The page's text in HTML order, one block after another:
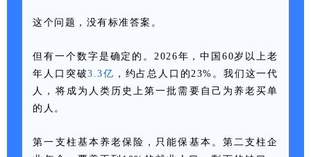
这个问题，没有标准答案。
但有一个数字是确定的。2026年，中国60岁以上老
年人口突破3.3亿 ，约占总人口的23%。我们这一代
人，将成为人类历史上第一批需要自己为养老买单
的人。
第一支柱基本养老保险，只能保基本。第二支柱企